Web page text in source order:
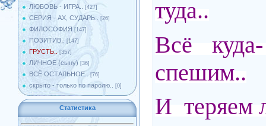
ЛЮБОВЬ - ИГРА.. [427]
СЕРИЯ - АХ, СУДАРЬ.. [26]
ФИЛОСОФИЯ [147]
ПОЗИТИВ.. [147]
ГРУСТЬ.. [357]
ЛИЧНОЕ (сыну) [36]
ВСЁ ОСТАЛЬНОЕ.. [76]
скрыто - только по паролю.. [0]
Статистика
туда..
Всё
спешим..
И теряем